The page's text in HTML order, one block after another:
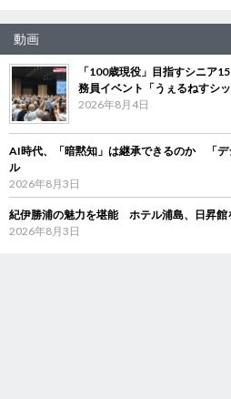
動画
「100歳現役」目指すシニア
務員イベント「うぇるねすシッ
2026年8月4日
AI時代、「暗黙知」は継承できるのか 「デ
ル
2026年8月3日
紀伊勝浦の魅力を堪能 ホテル浦島、日昇館
2026年8月3日